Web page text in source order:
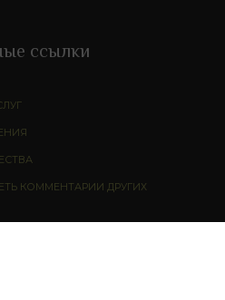
ссылки
КОММЕНТАРИИ ДРУГИХ